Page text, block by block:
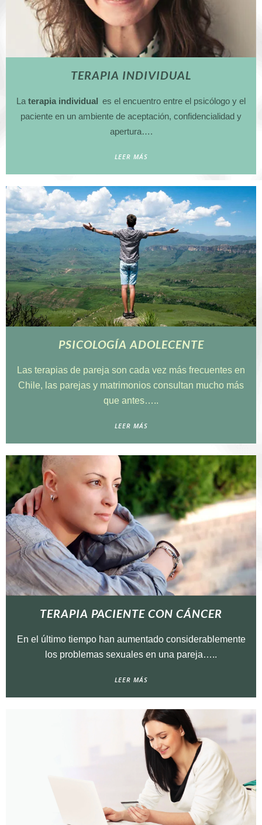
TERAPIA INDIVIDUAL
La terapia individual es el encuentro entre el psicólogo y el
paciente en un ambiente de aceptación, confidencialidad y
apertura….
LEER MÁS
PSICOLOGÍA ADOLECENTE
Las terapias de pareja son cada vez más frecuentes en
Chile, las parejas y matrimonios consultan mucho más
que antes…..
LEER MÁS
TERAPIA PACIENTE CON CÁNCER
En el último tiempo han aumentado considerablemente
los problemas sexuales en una pareja…..
LEER MÁS